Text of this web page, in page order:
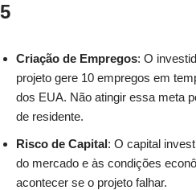
5
Criação de Empregos: O
projeto gere 10 empregos em
dos EUA. Não atingir essa meta
de residente.
Risco de Capital: O capital
do mercado e às condições
acontecer se o projeto falhar.